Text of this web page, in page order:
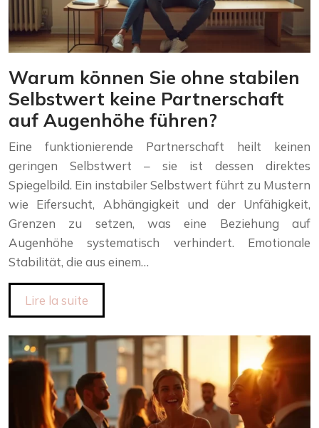
Warum können Sie ohne stabilen
Selbstwert keine Partnerschaft
auf Augenhöhe führen?
Eine funktionierende Partnerschaft heilt keinen
geringen Selbstwert – sie ist dessen direktes
Spiegelbild. Ein instabiler Selbstwert führt zu Mustern
wie Eifersucht, Abhängigkeit und der Unfähigkeit,
Grenzen zu setzen, was eine Beziehung auf
Augenhöhe systematisch verhindert. Emotionale
Stabilität, die aus einem…
Lire la suite